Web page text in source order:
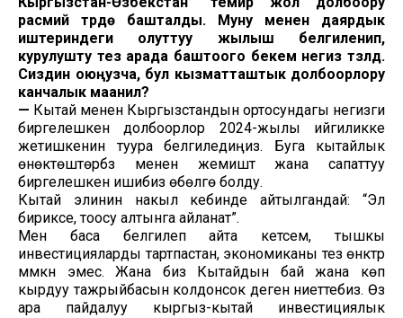
расмий түрдө башталды. Муну менен даярдык
иштериндеги олуттуу жылыш белгиленип,
курулушту тез арада баштоого бекем негиз түзүлдү.
Сиздин оюңузча, бул кызматташтык долбоорлору
канчалык маанилүү?
— Кытай менен Кыргызстандын ортосундагы негизги
биргелешкен долбоорлор 2024-жылы ийгиликке
жетишкенин туура белгиледиңиз. Буга кытайлык
өнөктөштөрүбүз менен жемиштүү жана сапаттуу
биргелешкен ишибиз өбөлгө болду.
Кытай элинин накыл кебинде айтылгандай: “Эл
бириксе, тоосу алтынга айланат”.
Мен баса белгилеп айта кетсем, тышкы
инвестицияларды тартпастан, экономиканы тез өнүктүрүү
мүмкүн эмес. Жана биз Кытайдын бай жана көп
кырдуу тажрыйбасын колдонсок деген ниеттебиз. Өз
ара пайдалуу кыргыз-кытай инвестициялык